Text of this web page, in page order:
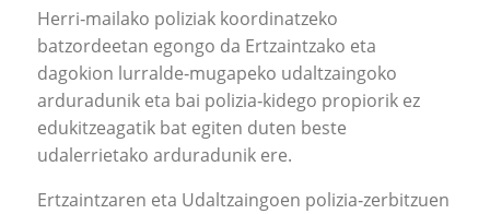
Herri‐mailako poliziak koordinatzeko
batzordeetan egongo da Ertzaintzako eta
dagokion lurralde‐mugapeko udaltzaingoko
arduradunik eta bai polizia‐kidego propiorik ez
edukitzeagatik bat egiten duten beste
udalerrietako arduradunik ere.
Ertzaintzaren eta Udaltzaingoen polizia‐zerbitzuen